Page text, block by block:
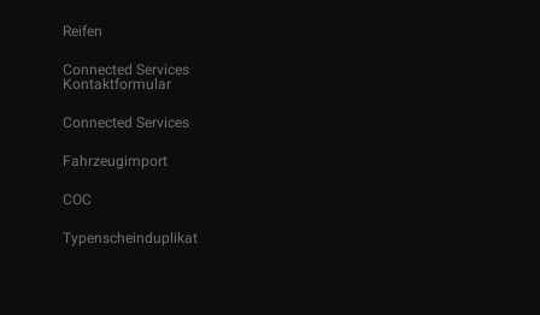
Reifen
Connected Services
Kontaktformular
Connected Services
Fahrzeugimport
COC
Typenscheinduplikat